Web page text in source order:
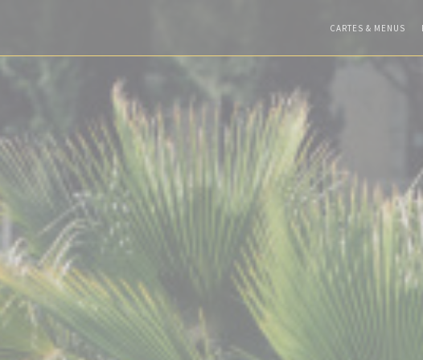
CARTES & MENUS